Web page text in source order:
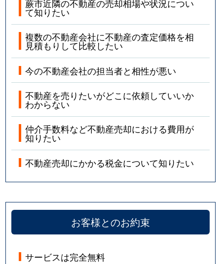
蕨市近隣の不動産の売却相場や状況につい
て知りたい
複数の不動産会社に不動産の査定価格を相
見積もりして比較したい
今の不動産会社の担当者と相性が悪い
不動産を売りたいがどこに依頼していいか
わからない
仲介手数料など不動産売却における費用が
知りたい
不動産売却にかかる税金について知りたい
お客様とのお約束
サービスは完全無料